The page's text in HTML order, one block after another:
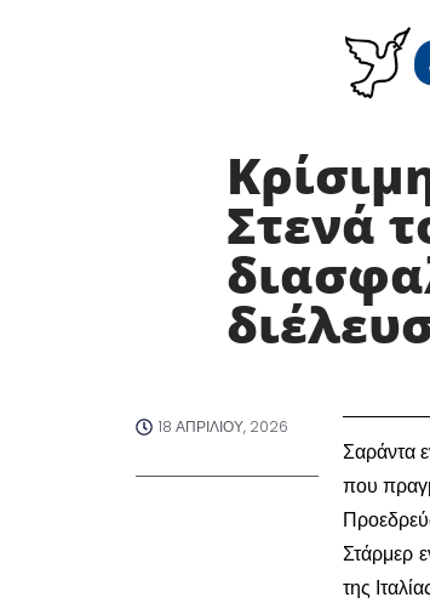
Στενά
18 ΑΠΡΙΛΊΟΥ, 2026
​Σαράντα
που
Στάρμερ
της